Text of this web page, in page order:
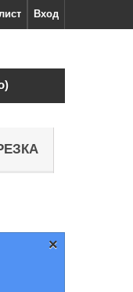
Вход
×